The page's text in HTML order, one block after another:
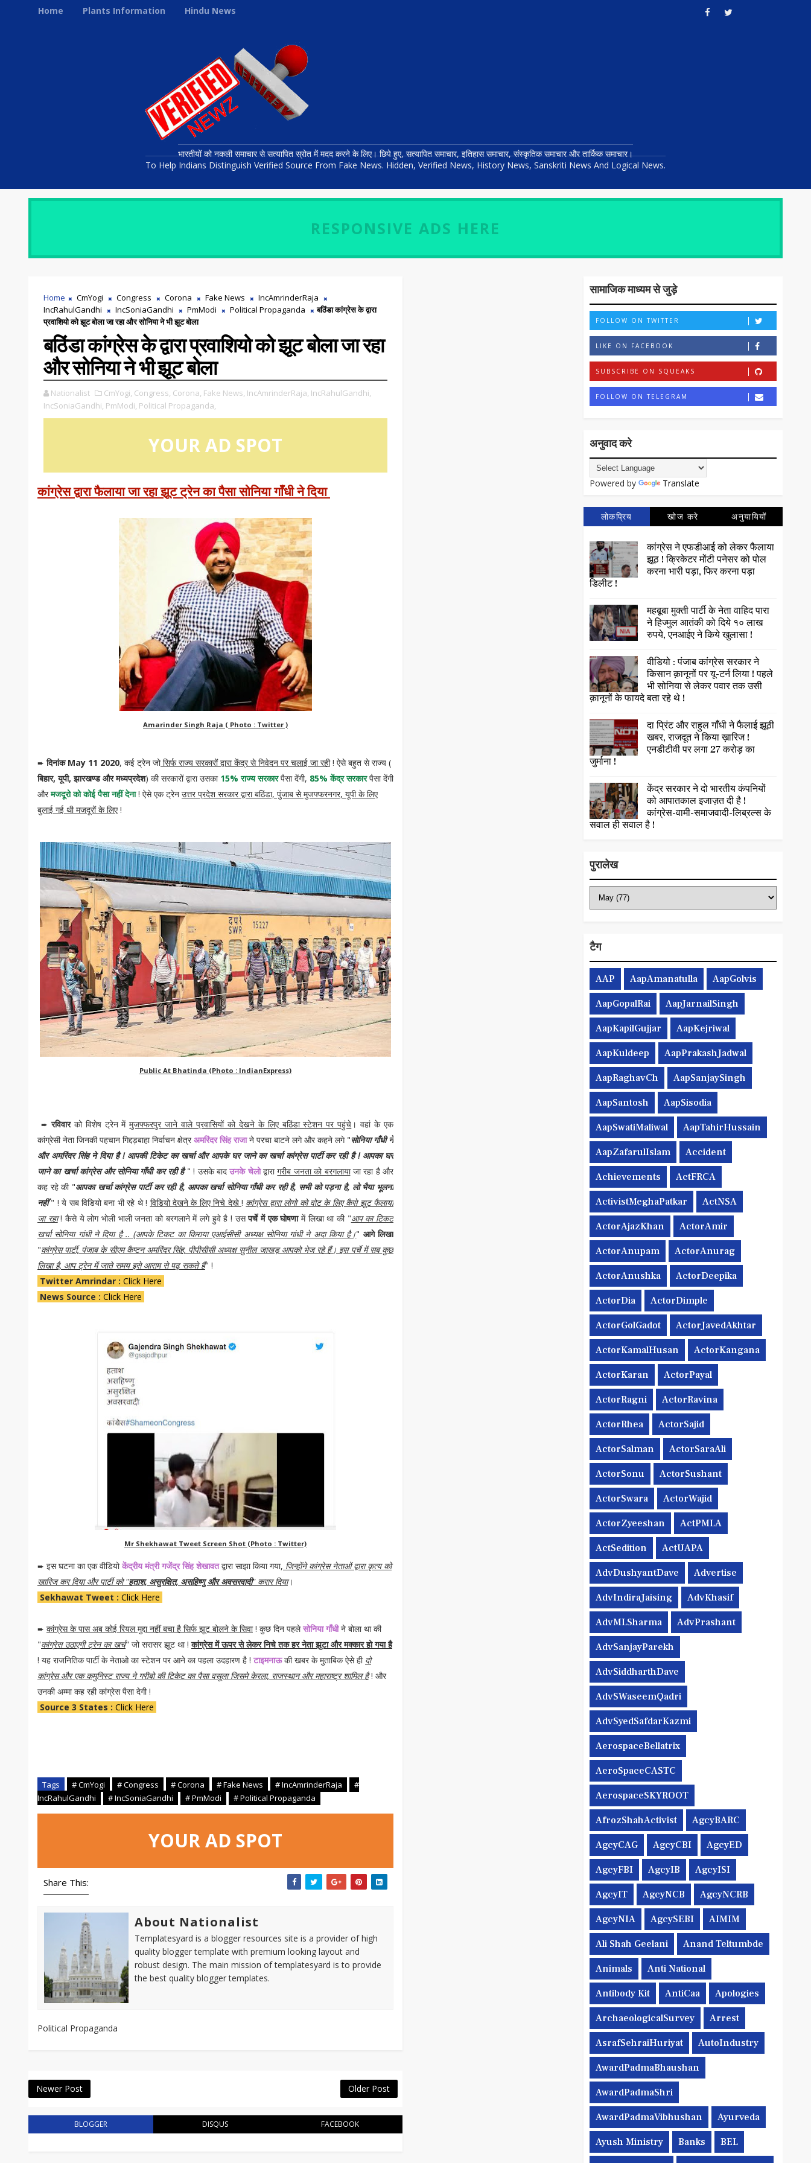
Home Plants Information Hindu News
भारतीयों को नकली समाचार से सत्यापित स्रोत में मदद करने के लिए। छिपे हुए, सत्यापित समाचार, इतिहास समाचार, संस्कृतिक समाचार और तार्किक समाचार।
To Help Indians Distinguish Verified Source From Fake News. Hidden, Verified News, History News, Sanskriti News And Logical News.
RESPONSIVE ADS HERE
Home CmYogi Congress Corona Fake News
IncAmrinderRaja
IncRahulGandhi
IncSoniaGandhi PmModi Political Propaganda
बठिंडा कांग्रेस के द्वारा
प्रवाशियो को झूट बोला जा रहा और सोनिया ने भी झूट बोला
बठिंडा कांग्रेस के द्वारा प्रवाशियो को झूट बोला जा रहा
और सोनिया ने भी झूट बोला
Nationalist CmYogi, Congress, Corona, Fake News, IncAmrinderRaja, IncRahulGandhi,
IncSoniaGandhi, PmModi, Political Propaganda,
YOUR AD SPOT
कांग्रेस द्वारा फैलाया जा रहा झूट ट्रेन का पैसा सोनिया गाँधी ने दिया
Amarinder Singh Raja ( Photo : Twitter )
➨ दिनांक May 11 2020, कई ट्रेन जोसिर्फ राज्य सरकारों द्वारा केंद्र से निवेदन पर चलाई जा रही! ऐसे बहुत से राज्य (
बिहार, यूपी, झारखण्ड और मध्यप्रदेश) की सरकारों द्वारा उसका 15% राज्य सरकारपैसा देंगी, 85% केंद्र सरकार पैसा देंगी
औरमजदूरो को कोई पैसा नहीं देना! ऐसे एक ट्रेन उत्तर प्रदेश सरकार द्वारा बठिंडा, पुंजाब से मुजफ्फरनगर, यूपी के लिए
बुलाई गई थी मजदूरों के लिए!
Public At Bhatinda (Photo : IndianExpress)
➨ रविवार को विशेष ट्रेन मेंमुजफ्फरपुर जाने वाले प्रवासियों को देखने के लिए बठिंडा स्टेशन पर पहुंचे । वहां के एक
कांग्रेसी नेता जिनकी पहचान गिद्दड़बाहा निर्वाचन क्षेत्रअमरिंदर सिंह राजाने परचा बाटने लगे और कहने लगे "सोनिया गाँधी ने
और अमरिंदर सिंह ने दिया है ! आपकी टिकेट का खर्चा और आपके घर जाने का खर्चा कांग्रेस पार्टी कर रही है ! आपका घर
जाने का खर्चा कांग्रेस और सोनिया गाँधी कर रही है" ! उसके बादउनके चेलोद्वारागरीब जनता को बरगलायाजा रहा है और
कह रहे की "आपका खर्चा कांग्रेस पार्टी कर रही है, आपका खर्चा सोनिया गाँधी कर रही है, सभी को पड़ना है, लो भैया भूलना
नहीं" ! ये सब विडियो बना भी रहे थे ! विडियो देखने के लिए निचे देखे ! कांग्रेस द्वारा लोगो को वोट के लिए कैसे झूट फैलाया
जा रहा! कैसे ये लोग भोली भाली जनता को बरगलाने में लगे हुवे है ! उसपर्चे में एक घोषणामें लिखा था की "आप का टिकट
खर्चा सोनिया गांधी ने दिया है .. (आपके टिकट का किराया एआईसीसी अध्यक्ष सोनिया गांधी ने अदा किया है।" आगे लिखा
"कांग्रेस पार्टी, पंजाब के सीएम कैप्टन अमरिंदर सिंह, पीपीसीसी अध्यक्ष सुनील जाखड़ आपको भेज रहे हैं। इस पर्चे में सब कुछ
लिखा है, आप ट्रेन में जाते समय इसे आराम से पढ़ सकते हैं" !
Twitter Amrindar : Click Here
News Source : Click Here
Mr Shekhawat Tweet Screen Shot (Photo : Twitter)
➨ इस घटना का एक वीडियोकेंद्रीय मंत्री गजेंद्र सिंह शेखावतद्वारा साझा किया गया, जिन्होंने कांग्रेस नेताओं द्वारा कृत्य को
खारिज कर दिया और पार्टी को "हताश, असुरक्षित, असहिष्णु और अवसरवादी" करार दिया।
Sekhawat Tweet : Click Here
➨ कांग्रेस के पास अब कोई रियल मुद्दा नहीं बचा है सिर्फ झूट बोलने के सिवा! कुछ दिन पहलेसोनिया गाँधीने बोला था की
"कांग्रेस उठाएगी ट्रेन का खर्च" जो सरासर झूट था !कांग्रेस में ऊपर से लेकर निचे तक हर नेता झुटा और मक्कार हो गया है
! यह राजनितिक पार्टी के नेताओ का स्टेशन पर आने का पहला उदहारण है ! टाइमनाऊकी खबर के मुताबिक ऐसे ही दो
कांग्रेस और एक कमुनिस्ट राज्य ने गरीबो की टिकेट का पैसा वसूला जिसमे केरला, राजस्थान और महाराष्ट्र शामिल है! और
उनकी अम्मा कह रही कांग्रेस पैसा देगी !
Source 3 States : Click Here
Tags # CmYogi # Congress # Corona # Fake News # IncAmrinderRaja
#
IncRahulGandhi
# IncSoniaGandhi # PmModi # Political Propaganda
YOUR AD SPOT
Share This:
About Nationalist
Templatesyard is a blogger resources site is a provider of high
quality blogger template with premium looking layout and
robust design. The main mission of templatesyard is to provide
the best quality blogger templates.
Political Propaganda
Newer Post Older Post
BLOGGER DISQUS FACEBOOK
सामाजिक माध्यम से जुड़े
FOLLOW ON TWITTER
LIKE ON FACEBOOK
SUBSCRIBE ON SQUEAKS
FOLLOW ON TELEGRAM
अनुवाद करे
Powered by Translate
लोकप्रिय खोज करे अनुयायियों
कांग्रेस ने एफडीआई को लेकर फैलाया
झूठ ! क्रिकेटर मोंटी पनेसर को पोल
करना भारी पड़ा, फिर करना पड़ा
डिलीट !
महबूबा मुक्ती पार्टी के नेता वाहिद पारा
ने हिज्मुल आतंकी को दिये १० लाख
रुपये, एनआईए ने किये खुलासा !
वीडियो : पंजाब कांग्रेस सरकार ने
किसान क़ानूनों पर यू-टर्न लिया ! पहले
भी सोनिया से लेकर पवार तक उसी
क़ानूनों के फायदे बता रहे थे !
दा प्रिंट और राहुल गाँधी ने फैलाई झूठी
खबर, राजदूत ने किया ख़ारिज !
एनडीटीवी पर लगा 27 करोड़ का
जुर्माना !
केंद्र सरकार ने दो भारतीय कंपनियों
को आपातकाल इजाज़त दी है !
कांग्रेस-वामी-समाजवादी-लिब्रल्स के
सवाल ही सवाल है !
पुरालेख
टैग
AAP AapAmanatulla AapGolvis
AapGopalRai AapJarnailSingh
AapKapilGujjar AapKejriwal
AapKuldeep AapPrakashJadwal
AapRaghavCh AapSanjaySingh
AapSantosh AapSisodia
AapSwatiMaliwal AapTahirHussain
AapZafarulIslam Accident
Achievements ActFRCA
ActivistMeghaPatkar ActNSA
ActorAjazKhan ActorAmir
ActorAnupam ActorAnurag
ActorAnushka ActorDeepika
ActorDia ActorDimple
ActorGolGadot ActorJavedAkhtar
ActorKamalHusan ActorKangana
ActorKaran ActorPayal
ActorRagni ActorRavina
ActorRhea ActorSajid
ActorSalman ActorSaraAli
ActorSonu ActorSushant
ActorSwara ActorWajid
ActorZyeeshan ActPMLA
ActSedition ActUAPA
AdvDushyantDave Advertise
AdvIndiraJaising AdvKhasif
AdvMLSharma AdvPrashant
AdvSanjayParekh
AdvSiddharthDave
AdvSWaseemQadri
AdvSyedSafdarKazmi
AerospaceBellatrix
AeroSpaceCASTC
AerospaceSKYROOT
AfrozShahActivist AgcyBARC
AgcyCAG AgcyCBI AgcyED
AgcyFBI AgcyIB AgcyISI
AgcyIT AgcyNCB AgcyNCRB
AgcyNIA AgcySEBI AIMIM
Ali Shah Geelani Anand Teltumbde
Animals Anti National
Antibody Kit AntiCaa Apologies
ArchaeologicalSurvey Arrest
AsrafSehraiHuriyat AutoIndustry
AwardPadmaBhaushan
AwardPadmaShri
AwardPadmaVibhushan Ayurveda
Ayush Ministry Banks BEL